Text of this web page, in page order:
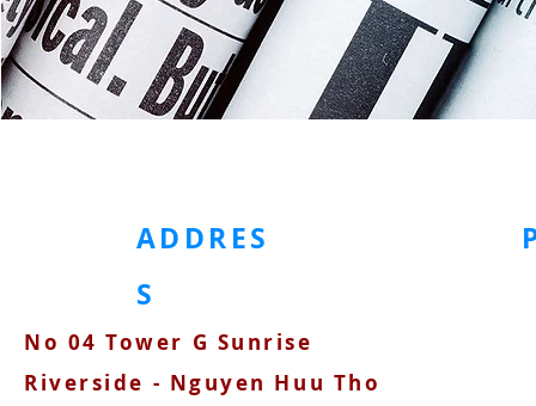
ADDRES
S
No 04 Tower G Sunrise
Riverside - Nguyen Huu Tho